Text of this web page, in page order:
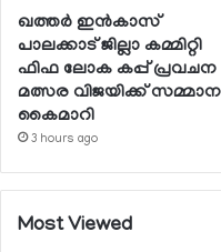
ഖത്തര്‍ ഇന്‍കാസ്
പാലക്കാട് ജില്ലാ കമ്മിറ്റി
ഫിഫ ലോക കപ്പ് പ്രവചന
മത്സര വിജയിക്ക്
കൈമാറി
3 hours ago
Most Viewed